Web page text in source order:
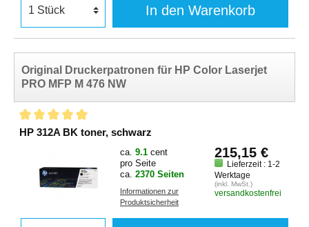
In den Warenkorb
Original Druckerpatronen für HP Color Laserjet
PRO MFP M 476 NW
HP 312A BK toner, schwarz
ca. 9.1 cent
pro Seite
ca. 2370 Seiten
Informationen zur
Produktsicherheit
215,15 €
Lieferzeit : 1-2
Werktage
(inkl. MwSt.)
versandkostenfrei